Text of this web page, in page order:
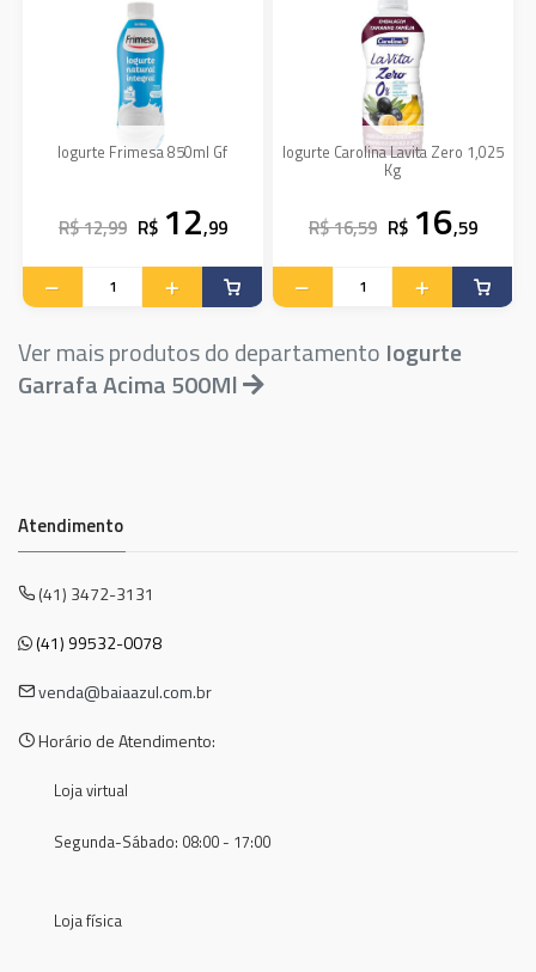
Iogurte Frimesa 850ml Gf
R$ 12,99 R$ 12,99
Iogurte Carolina Lavita Zero 1,025
Kg
R$ 16,59 R$ 16,59
Ver mais produtos do departamento Iogurte
Garrafa Acima 500Ml
Atendimento
(41) 3472-3131
(41) 99532-0078
venda@baiaazul.com.br
Horário de Atendimento:
Loja virtual
Segunda-Sábado: 08:00 - 17:00
Loja física